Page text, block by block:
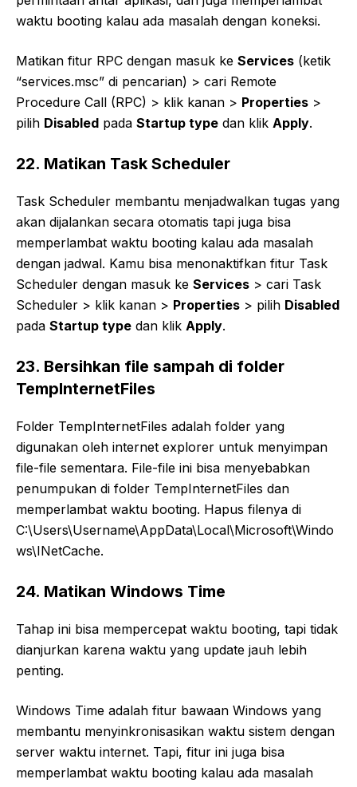
waktu booting kalau ada masalah dengan koneksi.
Matikan fitur RPC dengan masuk ke Services (ketik
“services.msc” di pencarian) > cari Remote
Procedure Call (RPC) > klik kanan > Properties >
pilih Disabled pada Startup type dan klik Apply.
22. Matikan Task Scheduler
Task Scheduler membantu menjadwalkan tugas yang
akan dijalankan secara otomatis tapi juga bisa
memperlambat waktu booting kalau ada masalah
dengan jadwal. Kamu bisa menonaktifkan fitur Task
Scheduler dengan masuk ke Services > cari Task
Scheduler > klik kanan > Properties > pilih Disabled
pada Startup type dan klik Apply.
23. Bersihkan file sampah di folder
TempInternetFiles
Folder TempInternetFiles adalah folder yang
digunakan oleh internet explorer untuk menyimpan
file-file sementara. File-file ini bisa menyebabkan
penumpukan di folder TempInternetFiles dan
memperlambat waktu booting. Hapus filenya di
C:\Users\Username\AppData\Local\Microsoft\Windo
ws\INetCache.
24. Matikan Windows Time
Tahap ini bisa mempercepat waktu booting, tapi tidak
dianjurkan karena waktu yang update jauh lebih
penting.
Windows Time adalah fitur bawaan Windows yang
membantu menyinkronisasikan waktu sistem dengan
server waktu internet. Tapi, fitur ini juga bisa
memperlambat waktu booting kalau ada masalah